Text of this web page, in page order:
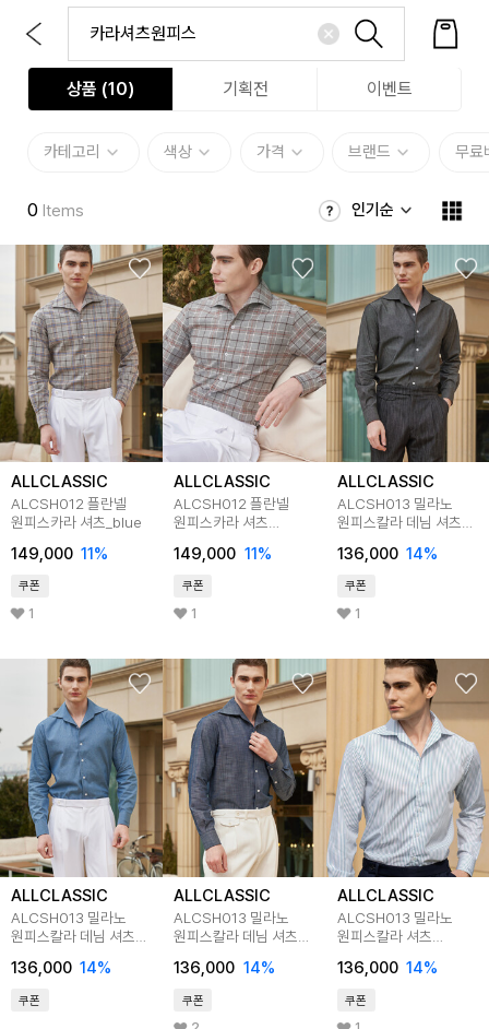
상품 (10) 기획전 이벤트
카테고리 색상 가격 브랜드 무료
0 Items 인기순
ALLCLASSIC
ALCSH012 플란넬
원피스카라 셔츠_blue
149,000 11%
쿠폰
1
ALLCLASSIC
ALCSH012 플란넬
원피스카라 셔츠
149,000 11%
쿠폰
1
ALLCLASSIC
ALCSH013 밀라노
원피스칼라 데님 셔츠
136,000 14%
쿠폰
1
ALLCLASSIC
ALCSH013 밀라노
원피스칼라 데님 셔츠
136,000 14%
쿠폰
ALLCLASSIC
ALCSH013 밀라노
원피스칼라 데님 셔츠
136,000 14%
쿠폰
ALLCLASSIC
ALCSH013 밀라노
원피스칼라 셔츠
136,000 14%
쿠폰